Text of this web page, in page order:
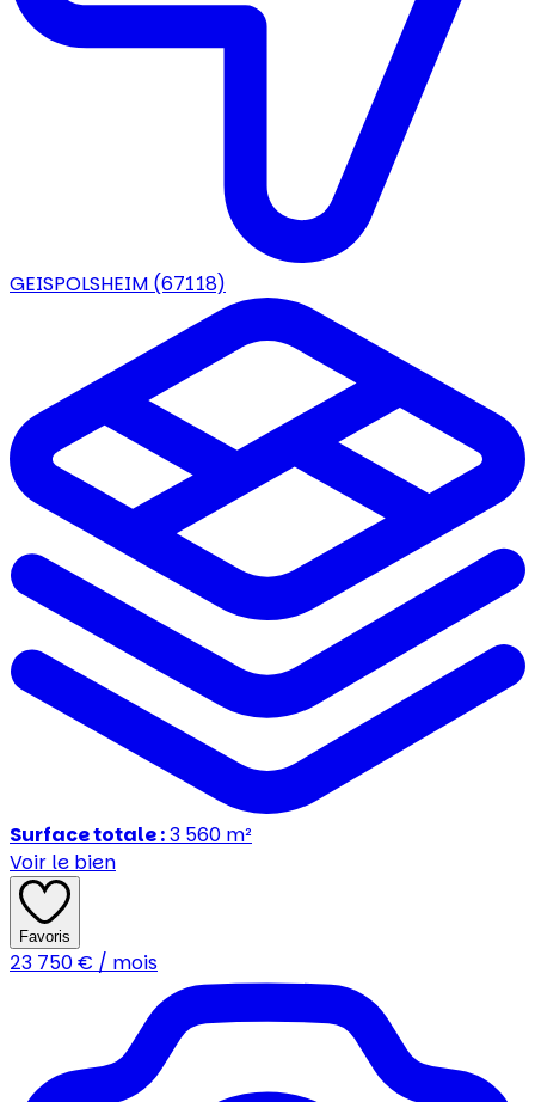
GEISPOLSHEIM (67118)
Surface totale :3 560 m²
Voir le bien
Favoris
23 750€ / mois